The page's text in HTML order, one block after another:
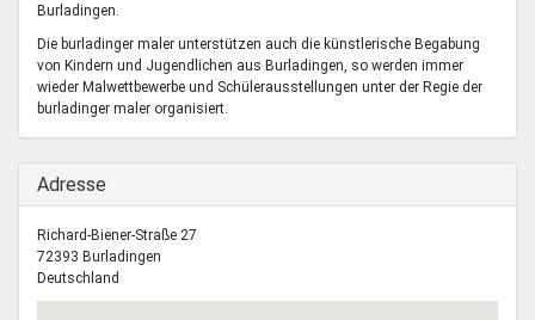
Demokratie & Beteiligung
Burladingen.
Die burladinger maler unterstützen auch die künstlerische Begabung
von Kindern und Jugendlichen aus Burladingen, so werden immer
wieder Malwettbewerbe und Schülerausstellungen unter der Regie der
burladinger maler organisiert.
Ausblenden
Adresse
Richard-Biener-Straße 27
72393 Burladingen
Deutschland